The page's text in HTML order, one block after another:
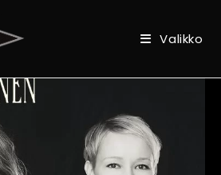
Valikko